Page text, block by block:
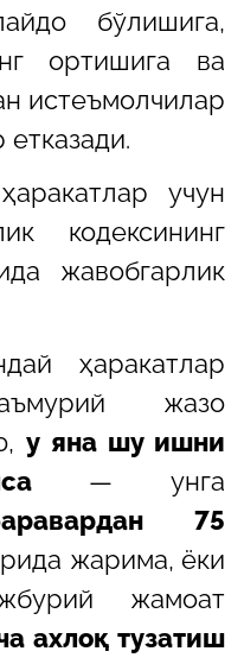
бўлишига,
ортишига ва
истеъмолчилар
учун
кодексининг
жавобгарлик
ҳаракатлар
жазо
у яна шу ишни
— унга
75
жарима, ёки
жамоат
ахлоқ тузатиш